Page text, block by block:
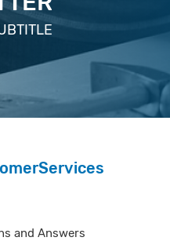
and Answers